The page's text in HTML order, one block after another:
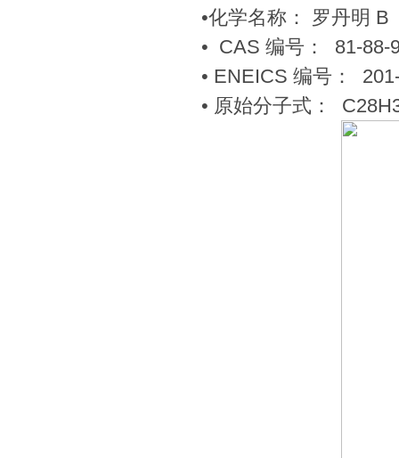
•化学名称： 罗丹明 B
• CAS 编号： 81-88-
• ENEICS 编号：
• 原始分子式：